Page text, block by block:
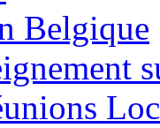
Belgique